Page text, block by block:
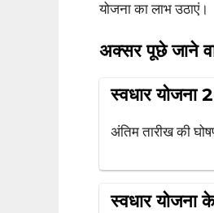
योजना का लाभ उठाएं।
अक्सर पूछे जाने
स्वधार योजना
अंतिम तारीख की
स्वधार योजना